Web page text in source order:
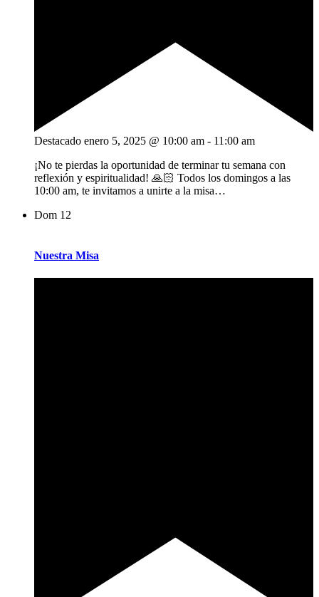
Destacado enero 5, 2025 @ 10:00 am - 11:00 am
¡No te pierdas la oportunidad de terminar tu semana con
reflexión y espiritualidad! 🙏🏻 Todos los domingos a las
10:00 am, te invitamos a unirte a la misa…
Dom 12
Nuestra Misa